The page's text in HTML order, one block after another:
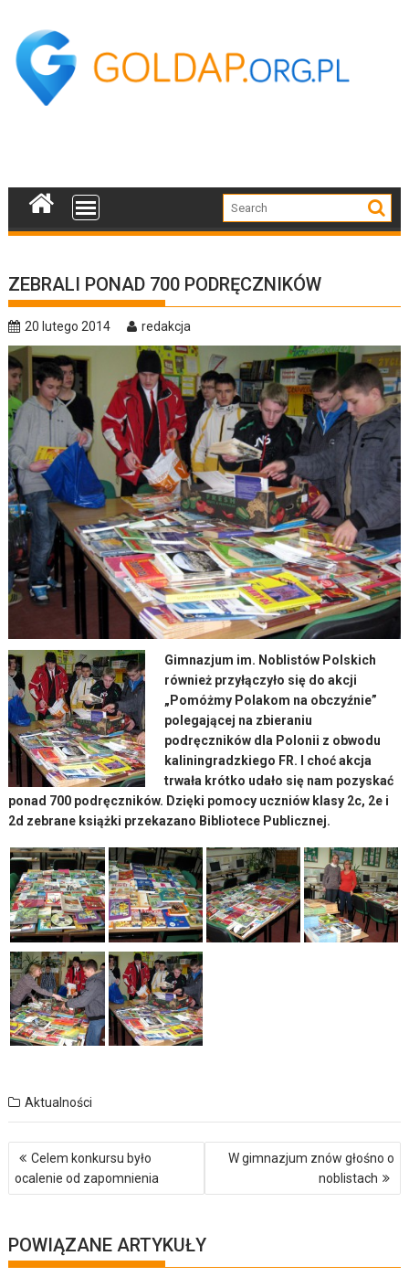
content
ZEBRALI PONAD 700 PODRĘCZNIKÓW
20 lutego 2014 redakcja
Gimnazjum im. Noblistów Polskich
również przyłączyło się do akcji
„Pomóżmy Polakom na obczyźnie”
polegającej na zbieraniu
podręczników dla Polonii z obwodu
kaliningradzkiego FR. I choć akcja
trwała krótko udało się nam pozyskać
ponad 700 podręczników. Dzięki pomocy uczniów klasy 2c, 2e i
2d zebrane książki przekazano Bibliotece Publicznej.
Aktualności
Nawigacja
wpisu
Celem konkursu było
ocalenie od zapomnienia
W gimnazjum znów głośno o
noblistach
POWIĄZANE ARTYKUŁY